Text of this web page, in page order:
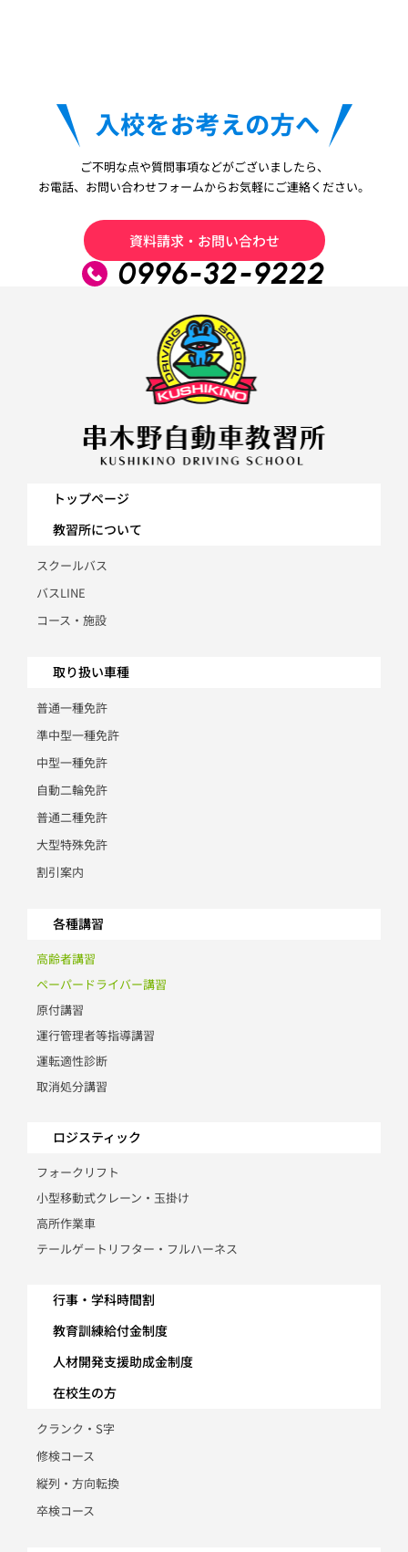
ご不明な点や質問事項などがございましたら、
お電話、お問い合わせフォームからお気軽にご連絡ください。
資料請求・お問い合わせ
0996-32-9222
トップページ
教習所について
スクールバス
バスLINE
コース・施設
取り扱い車種
普通一種免許
準中型一種免許
中型一種免許
自動二輪免許
普通二種免許
大型特殊免許
割引案内
各種講習
高齢者講習
ペーパードライバー講習
原付講習
運行管理者等指導講習
運転適性診断
取消処分講習
ロジスティック
フォークリフト
小型移動式クレーン・玉掛け
高所作業車
テールゲートリフター・フルハーネス
行事・学科時間割
教育訓練給付金制度
人材開発支援助成金制度
在校生の方
クランク・S字
修検コース
縦列・方向転換
卒検コース